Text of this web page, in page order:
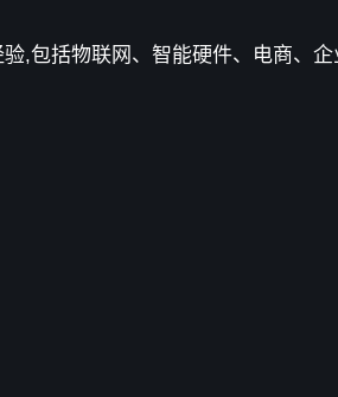
,包括物联网、智能硬件、电商、